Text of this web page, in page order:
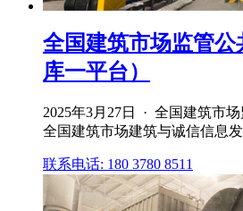
全国建筑市场监管公
库一平台）
2025年3月27日 · 全国建筑市
全国建筑市场建筑与诚信信息发
联系电话: 180 3780 8511